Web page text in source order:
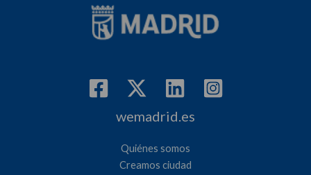
wemadrid.es
Quiénes somos
Creamos ciudad